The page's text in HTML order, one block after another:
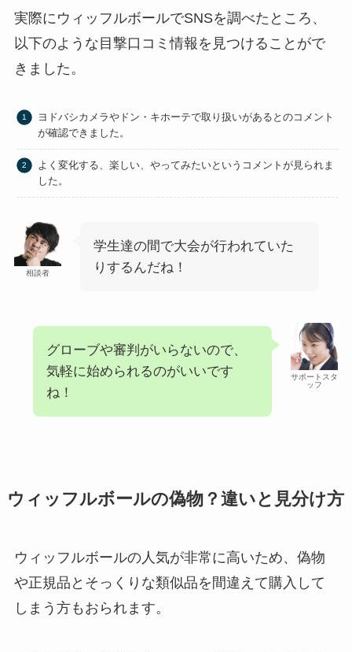
実際にウィッフルボールでSNSを調べたところ、
以下のような目撃口コミ情報を見つけることがで
きました。
ヨドバシカメラやドン・キホーテで取り扱いがあるとのコメント
が確認できました。
よく変化する、楽しい、やってみたいというコメントが見られま
した。
相談者
学生達の間で大会が行われていた
りするんだね！
サポートスタ
ッフ
グローブや審判がいらないので、
気軽に始められるのがいいです
ね！
ウィッフルボールの偽物？違いと見分け方
ウィッフルボールの人気が非常に高いため、偽物
や正規品とそっくりな類似品を間違えて購入して
しまう方もおられます。